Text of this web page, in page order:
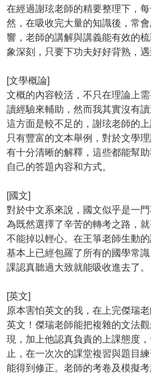
在經過謝玹老師的精要整理下，
然，在吸收完大量的知識後，常
響，老師的講解與講義能有效的
象深刻，只要下功夫好好背熟，遇
[文學概論]
文概的內容較活，不只在理論上
讀經驗來輔助，然而我其實沒有
這方面是較不足的，謝玹老師的
只有豐富的文本舉例，對於文學
有十分清晰的解釋，這些都能幫
自己的答題內容和方式。
[國文]
對於中文系來說，國文似乎是一
為既然選擇了辛苦的轉考之路，
不能掉以輕心。在王箏老師生動
基本上已經包羅了所有的國學常
課認真聽過大致就能吸收進去了。
[英文]
原本害怕英文的我，在上完傑瑞
英文！傑瑞老師能把複雜的文法
現，加上他認真負責的上課態度
止，在一次次的課堂複習與題目
能得到修正。老師的考卷及模擬